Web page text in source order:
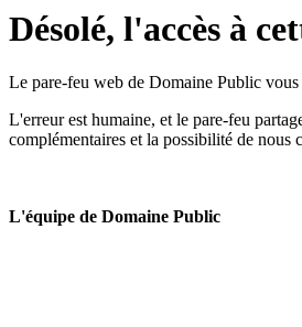
Désolé, l'accès à
Le pare-feu web de Domaine Public vous
L'erreur est humaine, et le pare-feu
complémentaires et la possibilité de nous
L'équipe de Domaine Public